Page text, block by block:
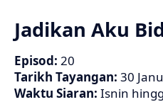
Jadikan Aku
Episod: 20
Tarikh Tayangan: 30
Waktu Siaran: Isnin